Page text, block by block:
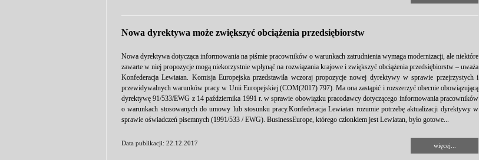
Nowa dyrektywa może zwiększyć obciążenia przedsiębiorstw
Nowa dyrektywa dotycząca informowania na piśmie pracowników o warunkach zatrudnienia wymaga modernizacji, ale niektóre
zawarte w niej propozycje mogą niekorzystnie wpłynąć na rozwiązania krajowe i zwiększyć obciążenia przedsiębiorstw – uważa
Konfederacja Lewiatan. Komisja Europejska przedstawiła wczoraj propozycje nowej dyrektywy w sprawie przejrzystych i
przewidywalnych warunków pracy w Unii Europejskiej (COM(2017) 797). Ma ona zastąpić i rozszerzyć obecnie obowiązującą
dyrektywę 91/533/EWG z 14 października 1991 r. w sprawie obowiązku pracodawcy dotyczącego informowania pracowników
o warunkach stosowanych do umowy lub stosunku pracy.Konfederacja Lewiatan rozumie potrzebę aktualizacji dyrektywy w
sprawie oświadczeń pisemnych (1991/533 / EWG). BusinessEurope, którego członkiem jest Lewiatan, było gotowe...
Data publikacji: 22.12.2017 więcej...